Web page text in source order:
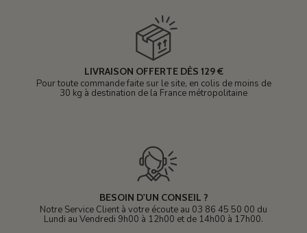
LIVRAISON OFFERTE DÈS 129 €
Pour toute commande faite sur le site, en colis de moins de
30 kg à destination de la France métropolitaine
BESOIN D'UN CONSEIL ?
Notre Service Client à votre écoute au 03 86 45 50 00 du
Lundi au Vendredi 9h00 à 12h00 et de 14h00 à 17h00.